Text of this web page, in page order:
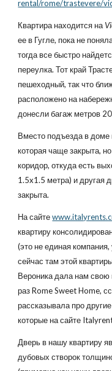
rental/rome/trastevere/
Квартира находится на
ее в Гугле, пока не
тогда все быстро
переулка. Тот край
пешеходный, так что
расположено на
донесли багаж метров
Вместо подъезда в доме
которая чаще закрыта,
коридор, откуда есть
1.5x1.5 метра) и другая
закрыта.
На сайте
квартиру
(это не единая
сейчас там этой
Вероника дала нам свою
раз Rome Sweet Home,
рассказывала про
которые на сайте
Дверь в нашу квартиру
дубовых створок